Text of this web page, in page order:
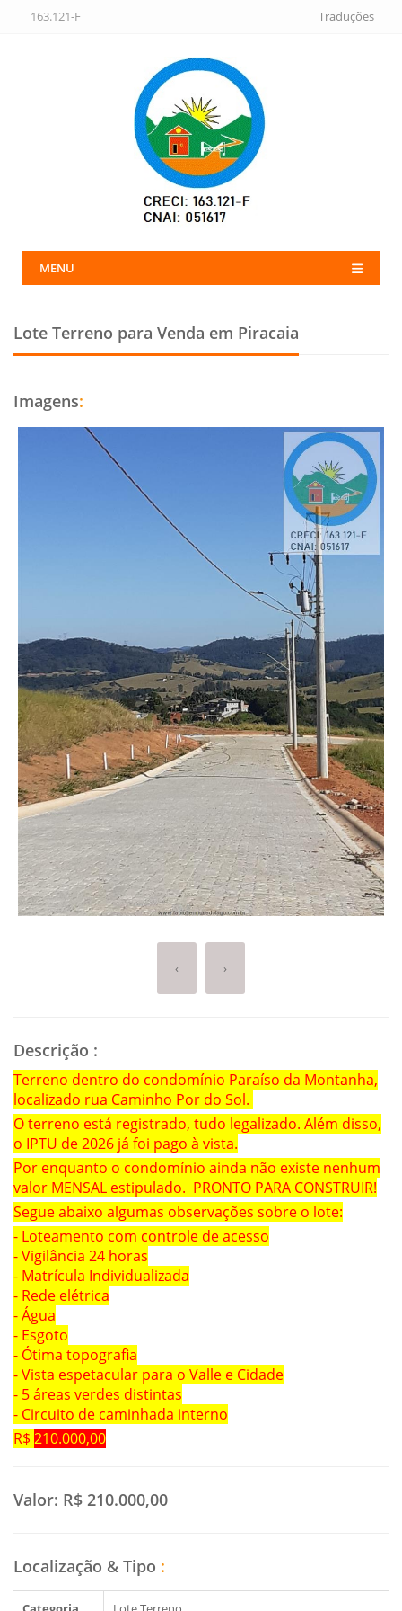
163.121-F Traduções
MENU
Lote Terreno para Venda em Piracaia
Imagens:
‹ ›
Descrição :
Terreno dentro do condomínio Paraíso da Montanha,
localizado rua Caminho Por do Sol.
O terreno está registrado, tudo legalizado. Além disso,
o IPTU de 2026 já foi pago à vista.
Por enquanto o condomínio ainda não existe nenhum
valor MENSAL estipulado. PRONTO PARA CONSTRUIR!
Segue abaixo algumas observações sobre o lote:
- Loteamento com controle de acesso
- Vigilância 24 horas
- Matrícula Individualizada
- Rede elétrica
- Água
- Esgoto
- Ótima topografia
- Vista espetacular para o Valle e Cidade
- 5 áreas verdes distintas
- Circuito de caminhada interno
R$ 210.000,00
Valor: R$ 210.000,00
Localização & Tipo :